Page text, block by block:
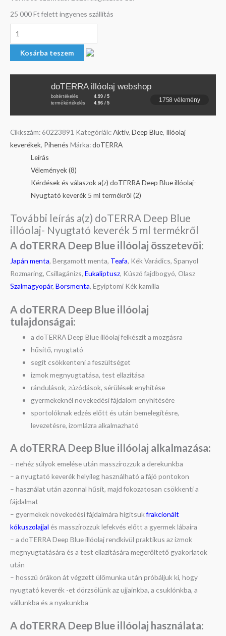
25 000 Ft felett ingyenes szállítás
Kosárba teszem
doTERRA illóolaj webshop
boltértékelés 4.99 / 5
termékértékelés 4.96 / 5 1758 vélemény
Cikkszám: 60223891 Kategóriák:Aktív, Deep Blue, Illóolaj
keverékek, Pihenés Márka:doTERRA
Leírás
Vélemények (8)
Kérdések és válaszok a(z) doTERRA Deep Blue illóolaj-
Nyugtató keverék 5 ml termékről (2)
További leírás a(z) doTERRA Deep Blue
illóolaj- Nyugtató keverék 5 ml termékről
A doTERRA Deep Blue illóolaj összetevői:
Japán menta, Bergamott menta, Teafa, Kék Varádics, Spanyol
Rozmaring, Csillagánizs, Eukaliptusz, Kúszó fajdbogyó, Olasz
Szalmagyopár, Borsmenta, Egyiptomi Kék kamilla
A doTERRA Deep Blue illóolaj
tulajdonságai:
a doTERRA Deep Blue illóolaj felkészít a mozgásra
hűsítő, nyugtató
segít csökkenteni a feszültséget
izmok megnyugtatása, test ellazítása
rándulások, zúzódások, sérülések enyhítése
gyermekeknél növekedési fájdalom enyhítésére
sportolóknak edzés előtt és után bemelegítésre,
levezetésre, izomlázra alkalmazható
A doTERRA Deep Blue illóolaj alkalmazása:
– nehéz súlyok emelése után masszírozzuk a derekunkba
– a nyugtató keverék helyileg használható a fájó pontokon
– használat után azonnal hűsít, majd fokozatosan csökkenti a
fájdalmat
– gyermekek növekedési fájdalmára hígítsukfrakcionált
kókuszolajjal és masszírozzuk lefekvés előtt a gyermek lábaira
– a doTERRA Deep Blue illóolaj rendkívül praktikus az izmok
megnyugtatására és a test ellazítására megerőltető gyakorlatok
után
– hosszú órákon át végzett ülőmunka után próbáljuk ki, hogy
nyugtató keverék -et dörzsölünk az ujjainkba, a csuklónkba, a
vállunkba és a nyakunkba
A doTERRA Deep Blue illóolaj használata: